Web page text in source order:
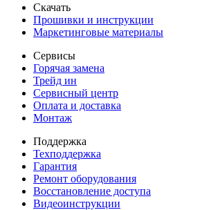
Скачать
Прошивки и инструкции
Маркетинговые материалы
Сервисы
Горячая замена
Трейд ин
Сервисный центр
Оплата и доставка
Монтаж
Поддержка
Техподдержка
Гарантия
Ремонт оборудования
Восстановление доступа
Видеоинструкции